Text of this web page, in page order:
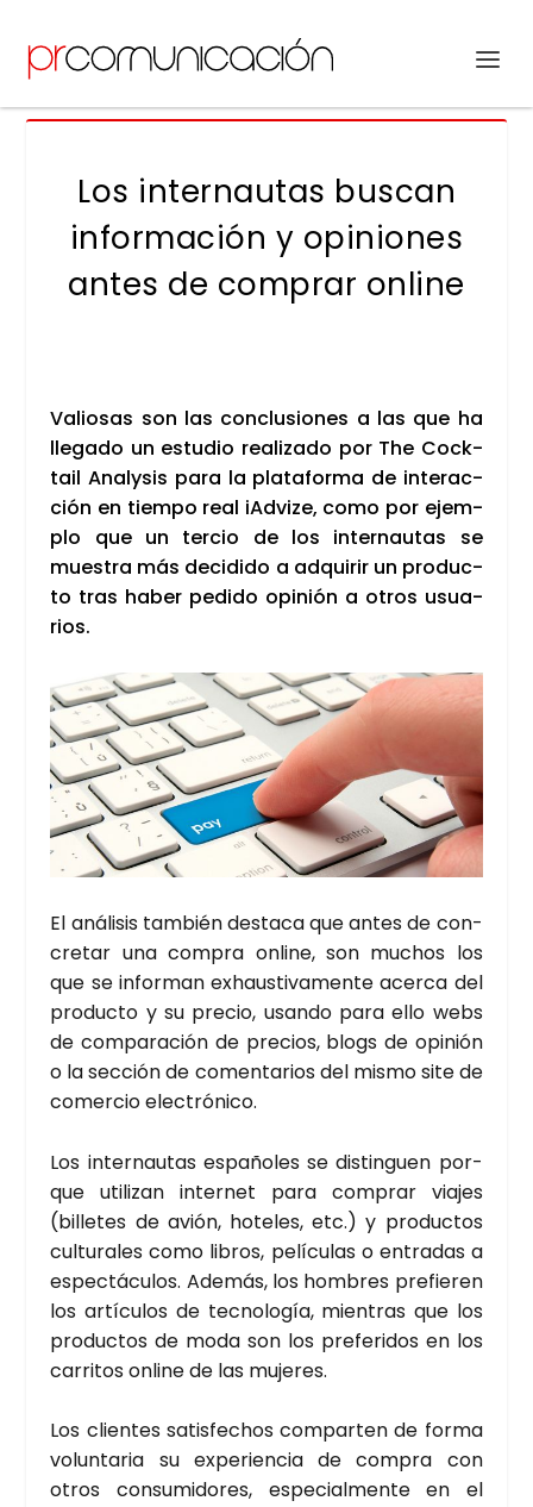
Los internautas buscan
información y opiniones
antes de comprar online
Valio­sas son las con­clu­sio­nes a las que ha
lle­ga­do un estu­dio rea­li­za­do por The Cock­
tail Analy­sis para la pla­ta­for­ma de inter­ac­
ción en tiem­po real iAd­vi­ze, como por ejem­
plo que un ter­cio de los inter­nau­tas se
mues­tra más deci­di­do a adqui­rir un pro­duc­
to tras haber pedi­do opi­nión a otros usua­
rios.
El aná­li­sis tam­bién des­ta­ca que antes de con­
cre­tar una com­pra onli­ne, son muchos los
que se infor­man exhaus­ti­va­men­te acer­ca del
pro­duc­to y su pre­cio, usan­do para ello webs
de com­pa­ra­ción de pre­cios, blogs de opi­nión
o la sec­ción de comen­ta­rios del mis­mo site de
comer­cio elec­tró­ni­co.
Los inter­nau­tas espa­ño­les se dis­tin­guen por­
que uti­li­zan inter­net para com­prar via­jes
(bille­tes de avión, hote­les, etc.) y pro­duc­tos
cul­tu­ra­les como libros, pelí­cu­las o entra­das a
espec­tácu­los. Ade­más, los hom­bres pre­fie­ren
los artícu­los de tec­no­lo­gía, mien­tras que los
pro­duc­tos de moda son los pre­fe­ri­dos en los
carri­tos onli­ne de las muje­res.
Los clien­tes satis­fe­chos com­par­ten de for­ma
volun­ta­ria su expe­rien­cia de com­pra con
otros con­su­mi­do­res, espe­cial­men­te en el